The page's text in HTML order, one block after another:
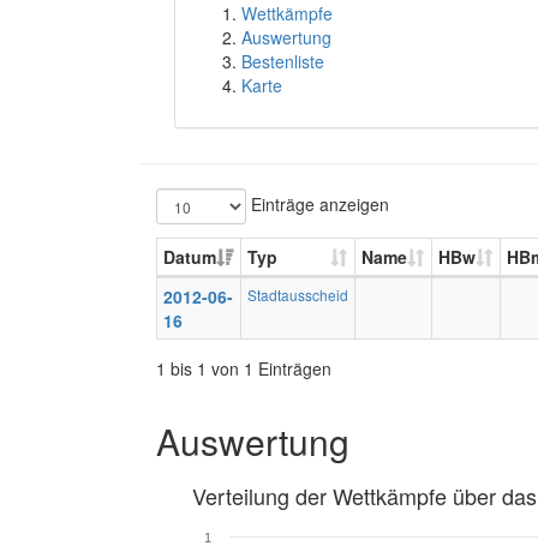
Wettkämpfe
Auswertung
Bestenliste
Karte
Einträge anzeigen
Datum Typ Name HBw
2012-06-
16
Stadtausscheid
1 bis 1 von 1 Einträgen
Auswertung
Verteilung der Wettkämpfe über
1